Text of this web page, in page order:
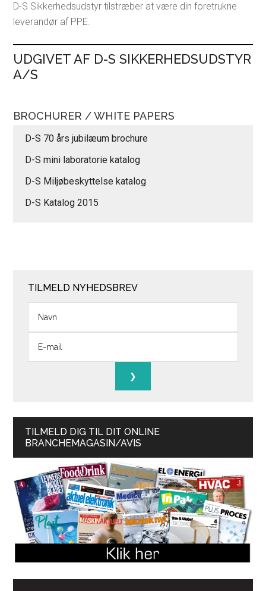
D-S Sikkerhedsudstyr tilstræber at være din foretrukne
leverandør af PPE.
UDGIVET AF D-S SIKKERHEDSUDSTYR
A/S
BROCHURER / WHITE PAPERS
D-S 70 års jubilæum brochure
D-S mini laboratorie katalog
D-S Miljøbeskyttelse katalog
D-S Katalog 2015
TILMELD NYHEDSBREV
TILMELD DIG TIL DIT ONLINE
BRANCHEMAGASIN/AVIS